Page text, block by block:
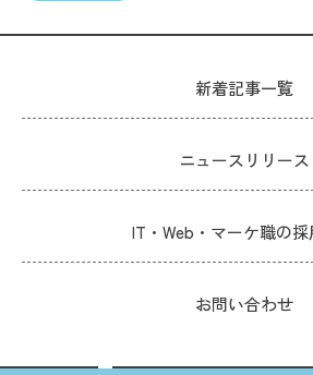
新着記事一覧
ニュースリリース
IT・Web・マーケ職の
お問い合わせ